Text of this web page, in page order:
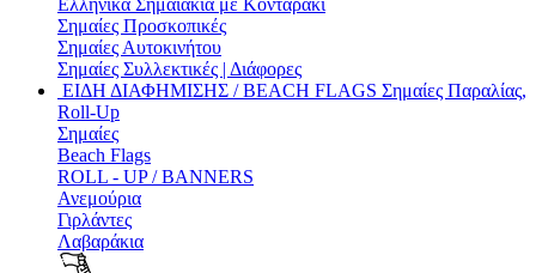
Ελληνικά Σημαιάκια με Κονταράκι
Σημαίες Προσκοπικές
Σημαίες Αυτοκινήτου
Σημαίες Συλλεκτικές | Διάφορες
ΕΙΔΗ ΔΙΑΦΗΜΙΣΗΣ / BEACH FLAGS Σημαίες Παραλίας,
Roll-Up
Σημαίες
Beach Flags
ROLL - UP / BANNERS
Ανεμούρια
Γιρλάντες
Λαβαράκια